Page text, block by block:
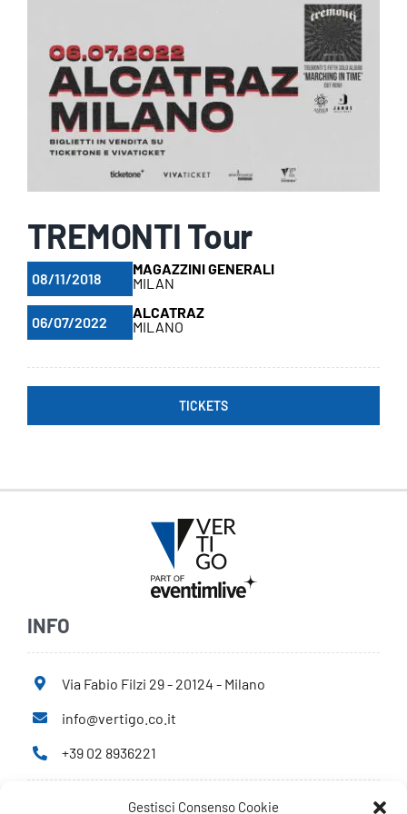
Gestisci Consenso Cookie
TREMONTI Tour
08/11/2018
MAGAZZINI GENERALI
MILAN
06/07/2022
ALCATRAZ
MILANO
TICKETS
INFO
Via Fabio Filzi 29 - 20124 - Milano
info@vertigo.co.it
+39 02 8936221
Privacy Policy